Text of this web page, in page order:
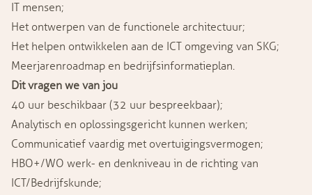
IT mensen;
Het ontwerpen van de functionele architectuur;
Het helpen ontwikkelen aan de ICT omgeving van SKG;
Meerjarenroadmap en bedrijfsinformatieplan.
Dit vragen we van jou
40 uur beschikbaar (32 uur bespreekbaar);
Analytisch en oplossingsgericht kunnen werken;
Communicatief vaardig met overtuigingsvermogen;
HBO+/WO werk- en denkniveau in de richting van
ICT/Bedrijfskunde;